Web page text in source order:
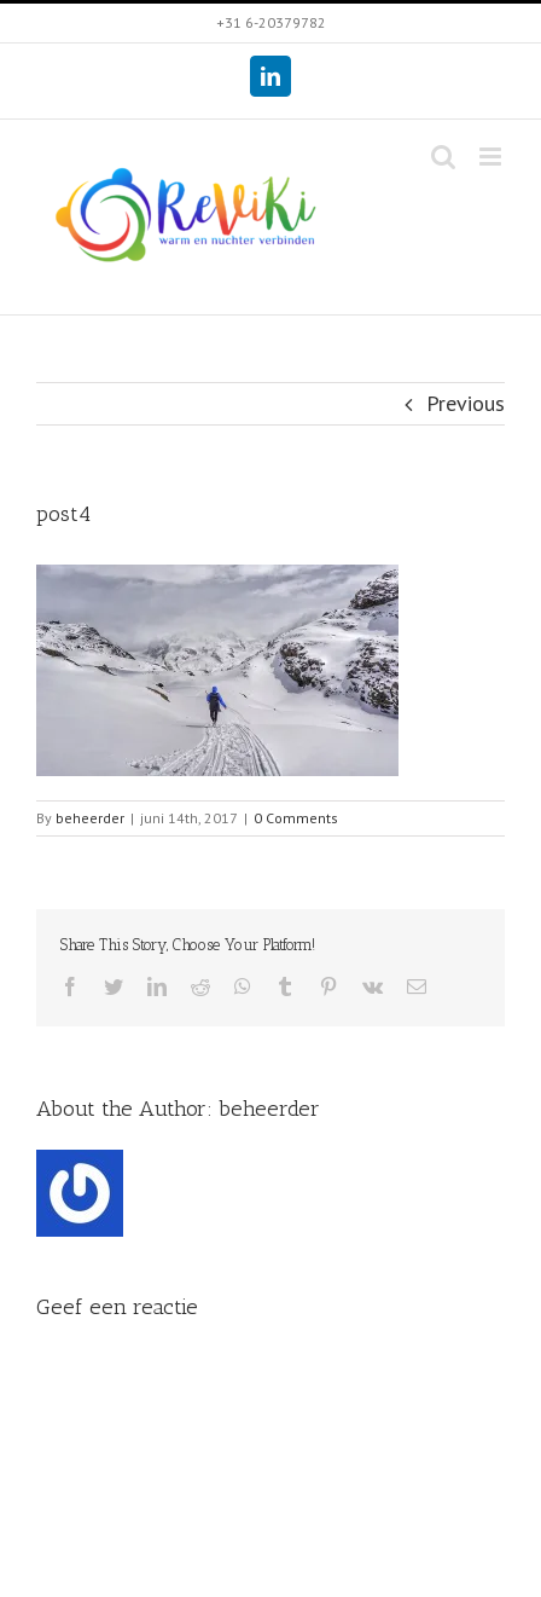
to
+31 6-20379782
LinkedIn
Previous
post4
By beheerder | juni 14th, 2017 | 0 Comments
Share This Story, Choose Your Platform!
Facebook
TwitterLinkedIn
Reddit WhatsApp
Tumblr Pinterest
Vk Email
About the Author: beheerder
Geef een reactie